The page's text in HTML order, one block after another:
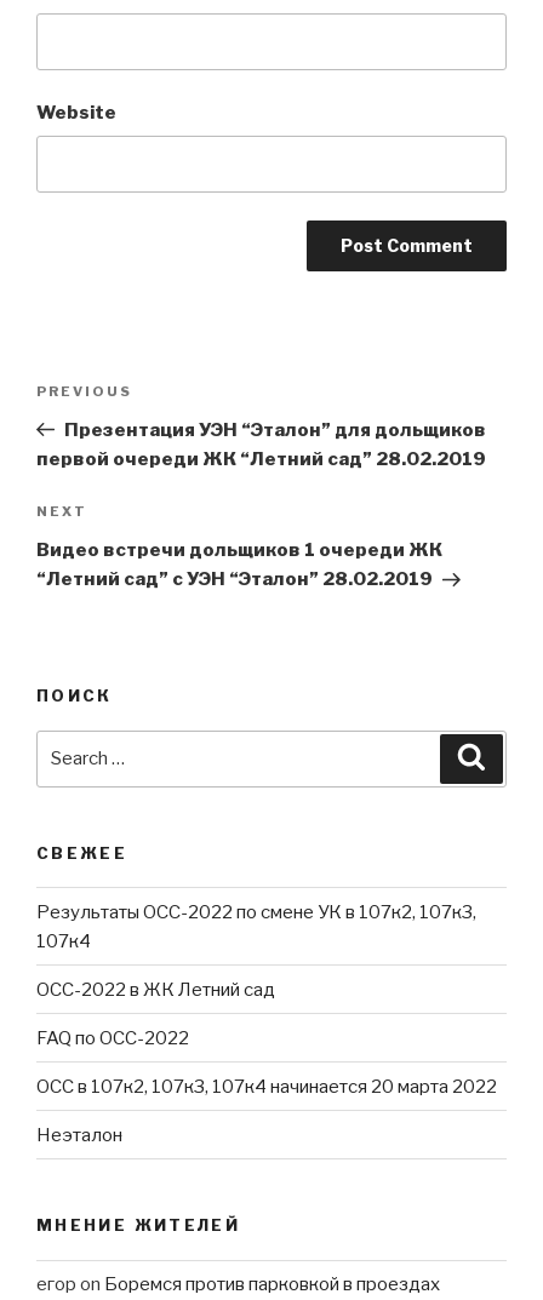
Website
Previous
Post
PREVIOUS
Презентация УЭН “Эталон” для дольщиков
первой очереди ЖК “Летний сад” 28.02.2019
Next
Post
NEXT
Видео встречи дольщиков 1 очереди ЖК
“Летний сад” с УЭН “Эталон” 28.02.2019
ПОИСК
СВЕЖЕЕ
Результаты ОСС-2022 по смене УК в 107к2, 107к3,
107к4
ОСС-2022 в ЖК Летний сад
FAQ по ОСС-2022
ОСС в 107к2, 107к3, 107к4 начинается 20 марта 2022
Неэталон
МНЕНИЕ ЖИТЕЛЕЙ
егор on Боремся против парковкой в проездах